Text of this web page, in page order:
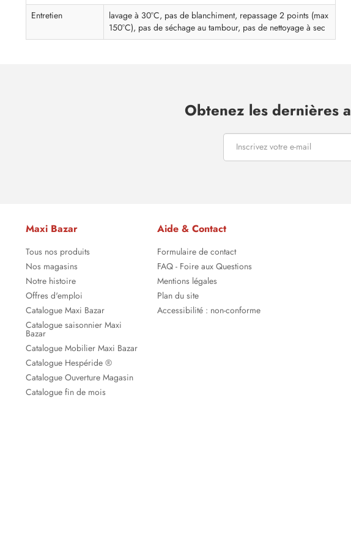
Entretien
lavage à 30°C, pas de blanchiment, repassage 2 points (max
150°C), pas de séchage au tambour, pas de nettoyage à sec
Obtenez les dernières
Maxi Bazar
Tous nos produits
Nos magasins
Notre histoire
Offres d'emploi
Catalogue Maxi Bazar
Catalogue saisonnier Maxi
Bazar
Catalogue Mobilier Maxi Bazar
Catalogue Hespéride ®
Catalogue Ouverture Magasin
Catalogue fin de mois
Aide & Contact
Formulaire de contact
FAQ - Foire aux Questions
Mentions légales
Plan du site
Accessibilité : non-conforme